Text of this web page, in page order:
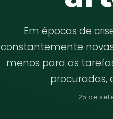
Em épocas de
constantemente
menos para as
procuradas,
25 de